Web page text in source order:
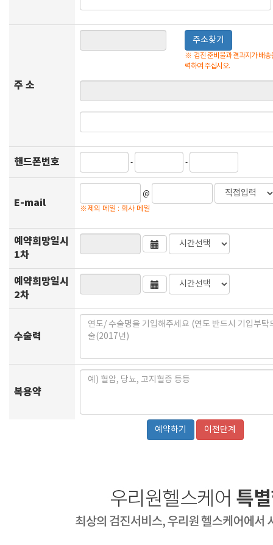
주 소
주소찾기
※ 검진 준비물과 결과지가 배
력하여 주십시오.
핸드폰번호 - -
E-mail
@
※제외 메일 : 회사 메일
예약희망일시
1차
예약희망일시
2차
수술력
복용약
이전단계